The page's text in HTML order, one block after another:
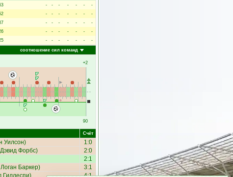
- - - - - -
-
- - - - - -
-
- - - - - -
-
- - - - - -
-
- - - - - -
-
соотношение сил команд
+2
90
Счёт
Уилсон) 1:0
Дэвид Форбс) 2:0
2:1
Логан Баркер) 3:1
Гиллеспи) 4:1